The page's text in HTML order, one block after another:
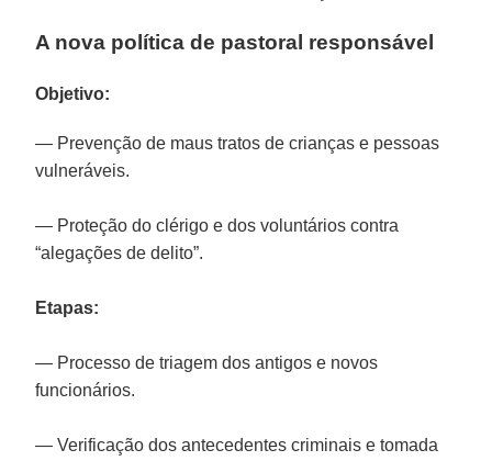
A nova política de pastoral responsável
Objetivo:
— Prevenção de maus tratos de crianças e pessoas
vulneráveis.
— Proteção do clérigo e dos voluntários contra
“alegações de delito”.
Etapas:
— Processo de triagem dos antigos e novos
funcionários.
— Verificação dos antecedentes criminais e tomada